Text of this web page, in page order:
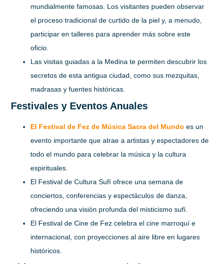
mundialmente famosas. Los visitantes pueden observar
el proceso tradicional de curtido de la piel y, a menudo,
participar en talleres para aprender más sobre este
oficio.
Las visitas guiadas a la Medina te permiten descubrir los
secretos de esta antigua ciudad, como sus mezquitas,
madrasas y fuentes históricas.
Festivales y Eventos Anuales
El Festival de Fez de Música Sacra del Mundo es un
evento importante que atrae a artistas y espectadores de
todo el mundo para celebrar la música y la cultura
espirituales.
El Festival de Cultura Sufí ofrece una semana de
conciertos, conferencias y espectáculos de danza,
ofreciendo una visión profunda del misticismo sufí.
El Festival de Cine de Fez celebra el cine marroquí e
internacional, con proyecciones al aire libre en lugares
históricos.